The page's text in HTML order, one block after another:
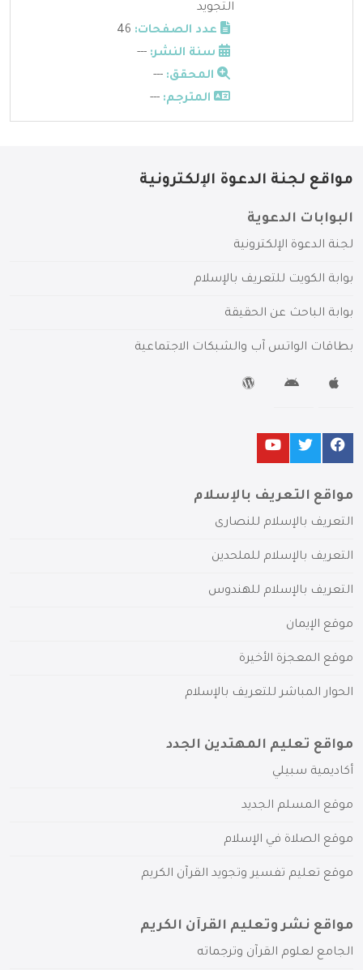
التجويد
عدد الصفحات:
سنة النشر: ---
المحقق: ---
المترجم: ---
مواقع لجنة الدعوة الإلكترونية
البوابات الدعوية
لجنة الدعوة الإلكترونية
بوابة الكويت للتعريف بالإسلام
بوابة الباحث عن الحقيقة
بطاقات الواتس آب والشبكات الاجتماعية
مواقع التعريف بالإسلام
التعريف بالإسلام للنصارى
التعريف بالإسلام للملحدين
التعريف بالإسلام للهندوس
موقع الإيمان
موقع المعجزة الأخيرة
الحوار المباشر للتعريف بالإسلام
مواقع تعليم المهتدين الجدد
أكاديمية سبيلي
موقع المسلم الجديد
موقع الصلاة في الإسلام
موقع تعليم تفسير وتجويد القرآن الكريم
مواقع نشر وتعليم القرآن الكريم
الجامع لعلوم القرآن وترجماته